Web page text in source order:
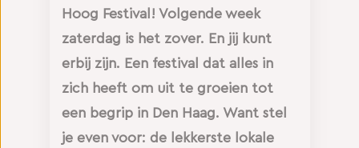
Hoog Festival! Volgende week
zaterdag is het zover. En jij kunt
erbij zijn. Een festival dat alles in
zich heeft om uit te groeien tot
een begrip in Den Haag. Want stel
je even voor: de lekkerste lokale